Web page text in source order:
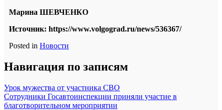
Марина ШЕВЧЕНКО
Источник: https://www.volgograd.ru/news/536367/
Posted in Новости
Навигация по записям
Урок мужества от участника СВО
Сотрудники Госавтоинспекции приняли участие в
благотворительном мероприятии